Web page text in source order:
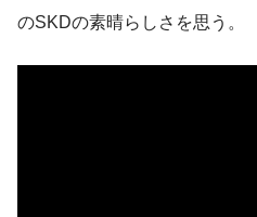
のSKDの素晴らしさを思う。